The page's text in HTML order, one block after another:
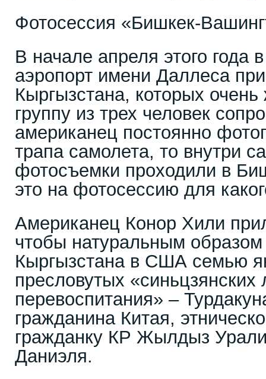
Фотосессия «Бишкек-
В начале апреля этого года
аэропорт имени Даллеса
Кыргызстана, которых
группу из трех человек
американец постоянно
трапа самолета, то внутри
фотосъемки проходили в
это на фотосессию для
Американец Конор Хили
чтобы натуральным
Кыргызстана в США семью
пресловутых «синьцзянских
перевоспитания» –
гражданина Китая,
гражданку КР Жылдыз